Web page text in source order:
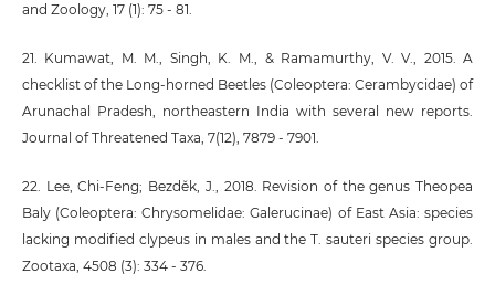
and Zoology, 17 (1): 75 - 81.
21. Kumawat, M. M., Singh, K. M., & Ramamurthy, V. V., 2015. A
checklist of the Long-horned Beetles (Coleoptera: Cerambycidae) of
Arunachal Pradesh, northeastern India with several new reports.
Journal of Threatened Taxa, 7(12), 7879 - 7901.
22. Lee, Chi-Feng; Bezděk, J., 2018. Revision of the genus Theopea
Baly (Coleoptera: Chrysomelidae: Galerucinae) of East Asia: species
lacking modified clypeus in males and the T. sauteri species group.
Zootaxa, 4508 (3): 334 - 376.